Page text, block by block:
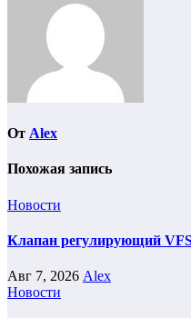
От Alex
Похожая запись
Новости
Клапан регулирующий
Авг 7, 2026 Alex
Новости